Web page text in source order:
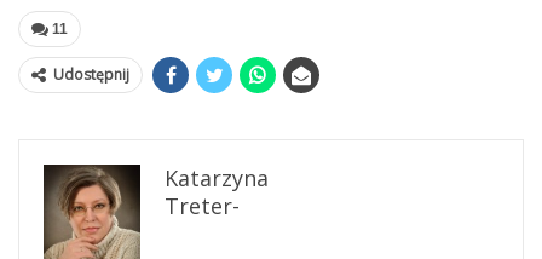
11
Udostępnij
Katarzyna
Treter-